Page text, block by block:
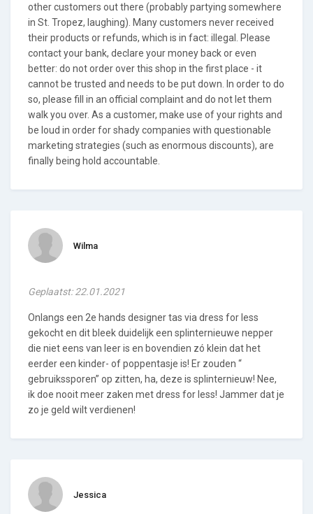
other customers out there (probably partying somewhere
in St. Tropez, laughing). Many customers never received
their products or refunds, which is in fact: illegal. Please
contact your bank, declare your money back or even
better: do not order over this shop in the first place - it
cannot be trusted and needs to be put down. In order to do
so, please fill in an official complaint and do not let them
walk you over. As a customer, make use of your rights and
be loud in order for shady companies with questionable
marketing strategies (such as enormous discounts), are
finally being hold accountable.
Wilma
Geplaatst: 22.01.2021
Onlangs een 2e hands designer tas via dress for less
gekocht en dit bleek duidelijk een splinternieuwe nepper
die niet eens van leer is en bovendien zó klein dat het
eerder een kinder- of poppentasje is! Er zouden “
gebruikssporen” op zitten, ha, deze is splinternieuw! Nee,
ik doe nooit meer zaken met dress for less! Jammer dat je
zo je geld wilt verdienen!
Jessica